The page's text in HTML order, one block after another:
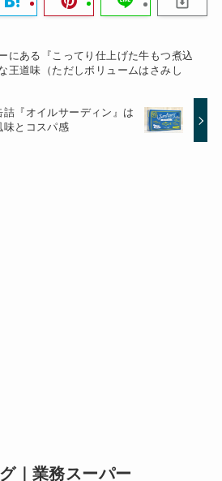
にある『こってり仕上げた牛もつ煮込
王道味（ただしボリュームはさみし
『オイルサーディン』は
味とコスパ感
｜業務スーパー